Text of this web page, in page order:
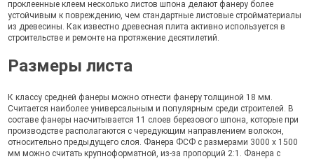
проклеенные клеем несколько листов шпона делают фанеру более
устойчивым к повреждению, чем стандартные листовые стройматериалы
из древесины. Как известно древесная плита активно используется в
строительстве и ремонте на протяжение десятилетий.
Размеры листа
К классу средней фанеры можно отнести фанеру толщиной 18 мм.
Считается наиболее универсальным и популярным среди строителей. В
составе фанеры насчитывается 11 слоев березового шпона, которые при
производстве располагаются с чередующим направлением волокон,
относительно предыдущего слоя. Фанера ФСФ с размерами 3000 х 1500
мм можно считать крупноформатной, из-за пропорций 2:1. Фанера с